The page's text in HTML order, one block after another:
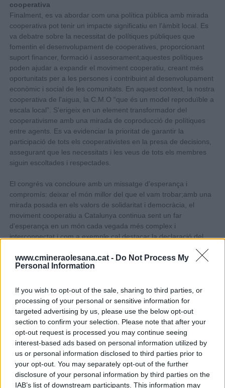
www.cmineraolesana.cat - Do Not Process My
Personal Information
If you wish to opt-out of the sale, sharing to third parties, or
processing of your personal or sensitive information for
targeted advertising by us, please use the below opt-out
section to confirm your selection. Please note that after your
opt-out request is processed you may continue seeing
interest-based ads based on personal information utilized by
us or personal information disclosed to third parties prior to
your opt-out. You may separately opt-out of the further
disclosure of your personal information by third parties on the
IAB’s list of downstream participants. This information may
cooperativa
Finalment, es va abordar com una política pública amb mirada
cooperativa pot tenir un impacte significatiu en l'àmbit local. Es
va debatre sobre la necessitat de polítiques públiques que
fomentin el desenvolupament de cooperatives, proporcionant
suport financer, formació i assesorament;aquestes polítiques
poden ajudar a expandir el moviment cooperatiu, creant més
oportunitats per a les persones i contribuint al desenvolupament
econòmic i social de les comunitats. En aquest context, la nostra
cooperativa de l'aigua, la C.M.O “que és un model reproduïble a
escala local”. S'erigeix en un element transformador del
cooperativisme amb una mirada de coproducció de polítiques
entre agents. Es va evidenciar la prioritat de garantir la
participació de tots els cooperativistes en la presa de decisions,
assegurant que les necessitats i les veus de tots els membres
siguin escoltades i respectades.
El congrés va concloure amb un missatge d'esperança i
compromís: deixar el món millor del que el vam trobar;amb una
mirada posada en els valors de solidaritat i democràcia, el
moviment cooperatiu a Catalunya continua sent un far
d'esperança en un món cada vegada més complex i
interconnectat i com a exemple cal destacar la declaració del
manifest que finalitza tot dient:
humans per part de les cooperatives catalanes, les altres
entitats de l'economia social i solidària i les organitzacions
que les representen.
COMPARTEIX
Escriure un comentari